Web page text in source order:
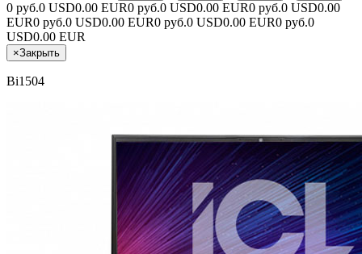
0 руб.0 USD0.00 EUR0 руб.0 USD0.00 EUR0 руб.0 USD0.00
EUR0 руб.0 USD0.00 EUR0 руб.0 USD0.00 EUR0 руб.0
USD0.00 EUR
×Закрыть
Bi1504